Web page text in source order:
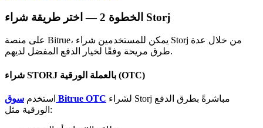
احصل على أرباح طويلة الأجل وفوائد مرنة
الخطوة اختر طريقة شراء Storj
على منصة Bitrue، يمكن للمستخدمين شراء Storj من خلال عدة
طرق مريحة وفقًا لخيار الدفع المفضل لديهم.
شراء STORJ بالعملة الورقية (OTC)
استخدم سوق Bitrue OTC
الورقية مثل: